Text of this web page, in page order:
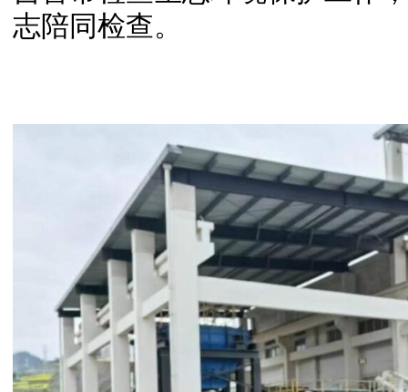
志陪同检查。